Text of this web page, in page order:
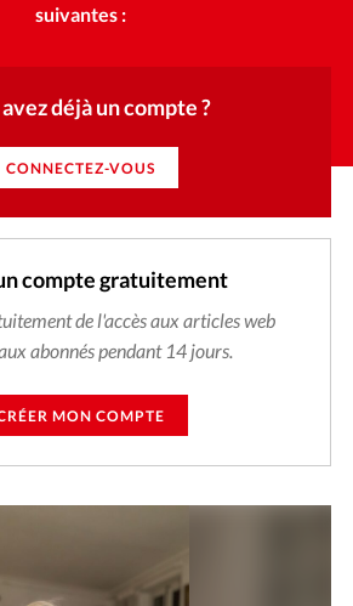
Relations Aujourd'hui
suivantes :
déjà un compte ?
CONNECTEZ-VOUS
compte gratuitement
de l'accès aux articles web
abonnés pendant 14 jours.
MON COMPTE